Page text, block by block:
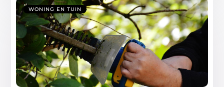
WONING EN TUIN